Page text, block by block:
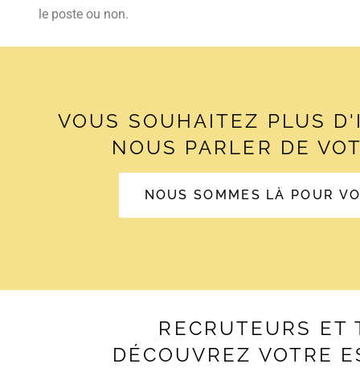
le poste ou non.
VOUS SOUHAITEZ PLUS
NOUS PARLER DE
NOUS SOMMES LÀ POUR
RECRUTEURS ET
DÉCOUVREZ VOTRE